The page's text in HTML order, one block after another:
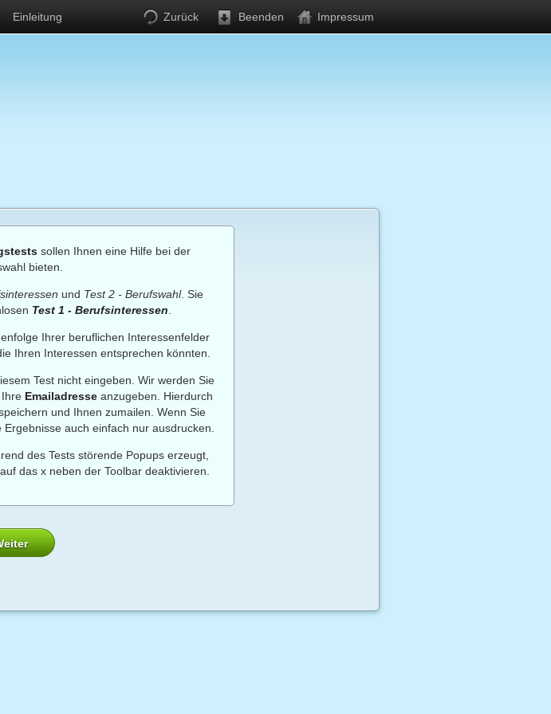
Impressum
Beenden
Zurück
Einleitung
sollen Ihnen eine Hilfe bei der
bieten.
und Test 2 - Berufswahl. Sie
Test 1 - Berufsinteressen
Ihrer beruflichen Interessenfelder
Ihren Interessen entsprechen könnten.
Test nicht eingeben. Wir werden Sie
Emailadresse anzugeben. Hierdurch
und Ihnen zumailen. Wenn Sie
auch einfach nur ausdrucken.
des Tests störende Popups erzeugt,
das x neben der Toolbar deaktivieren.